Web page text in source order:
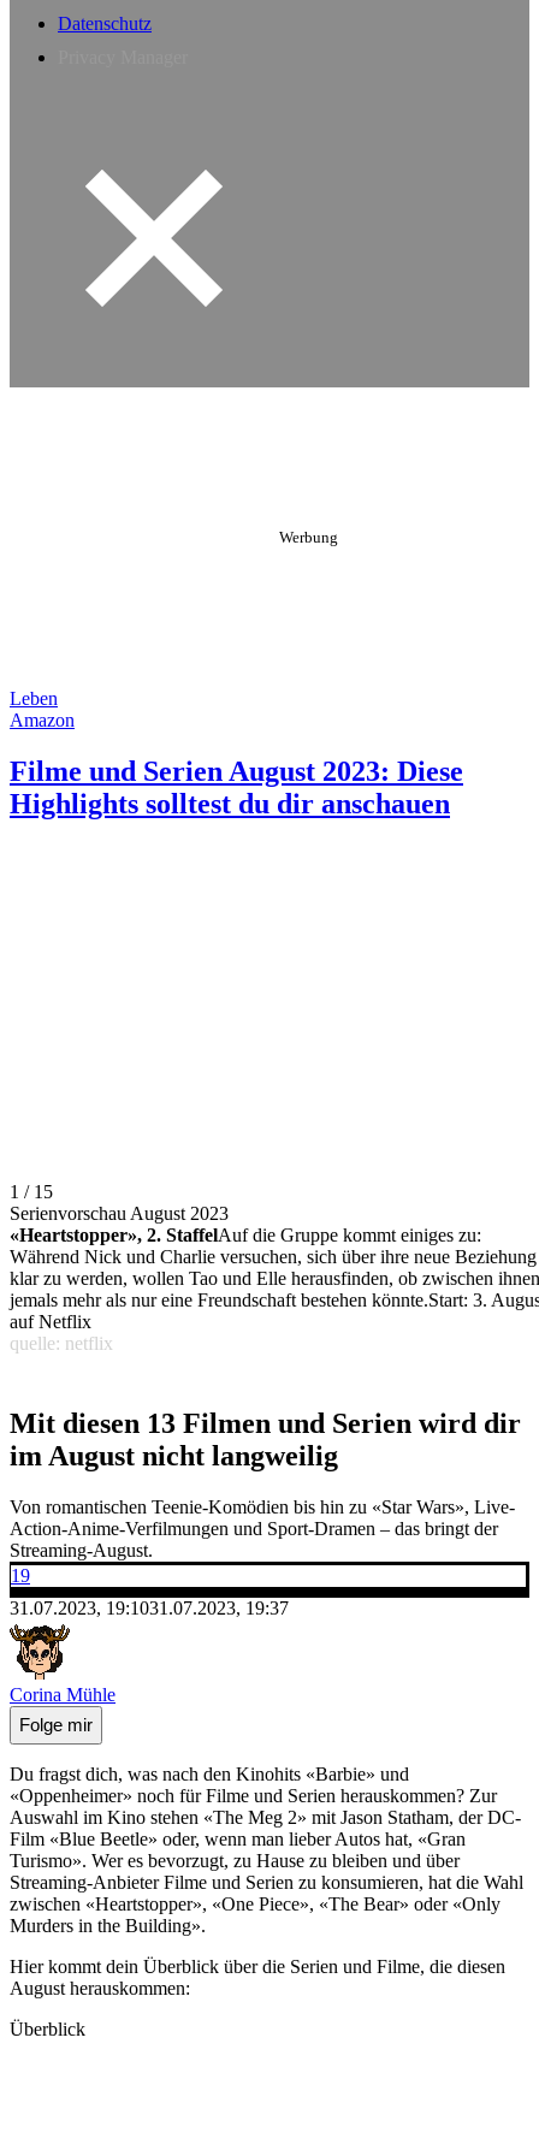
Datenschutz
Leben
Amazon
Filme und Serien August 2023: Diese
Highlights solltest du dir anschauen
1 / 15
Serienvorschau August 2023
«Heartstopper», 2. StaffelAuf die Gruppe kommt einiges zu:
Während Nick und Charlie versuchen, sich über ihre neue Beziehung
klar zu werden, wollen Tao und Elle herausfinden, ob zwischen ihnen
jemals mehr als nur eine Freundschaft bestehen könnte.Start: 3.
auf Netflix
quelle: netflix
Mit diesen 13 Filmen und Serien wird dir
im August nicht langweilig
Von romantischen Teenie-Komödien bis hin zu «Star Wars», Live-
Action-Anime-Verfilmungen und Sport-Dramen – das bringt der
Streaming-August.
19
31.07.2023, 19:1031.07.2023, 19:37
Corina Mühle
Folge mir
Du fragst dich, was nach den Kinohits «Barbie» und
«Oppenheimer» noch für Filme und Serien herauskommen? Zur
Auswahl im Kino stehen «The Meg 2» mit Jason Statham, der DC-
Film «Blue Beetle» oder, wenn man lieber Autos hat, «Gran
Turismo». Wer es bevorzugt, zu Hause zu bleiben und über
Streaming-Anbieter Filme und Serien zu konsumieren, hat die Wahl
zwischen «Heartstopper», «One Piece», «The Bear» oder «Only
Murders in the Building».
Hier kommt dein Überblick über die Serien und Filme, die diesen
August herauskommen:
Überblick